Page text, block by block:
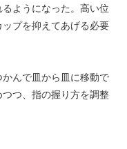
ようになった。高い位
プを抑えてあげる必要
かんで皿から皿に移動で
つ、指の握り方を調整